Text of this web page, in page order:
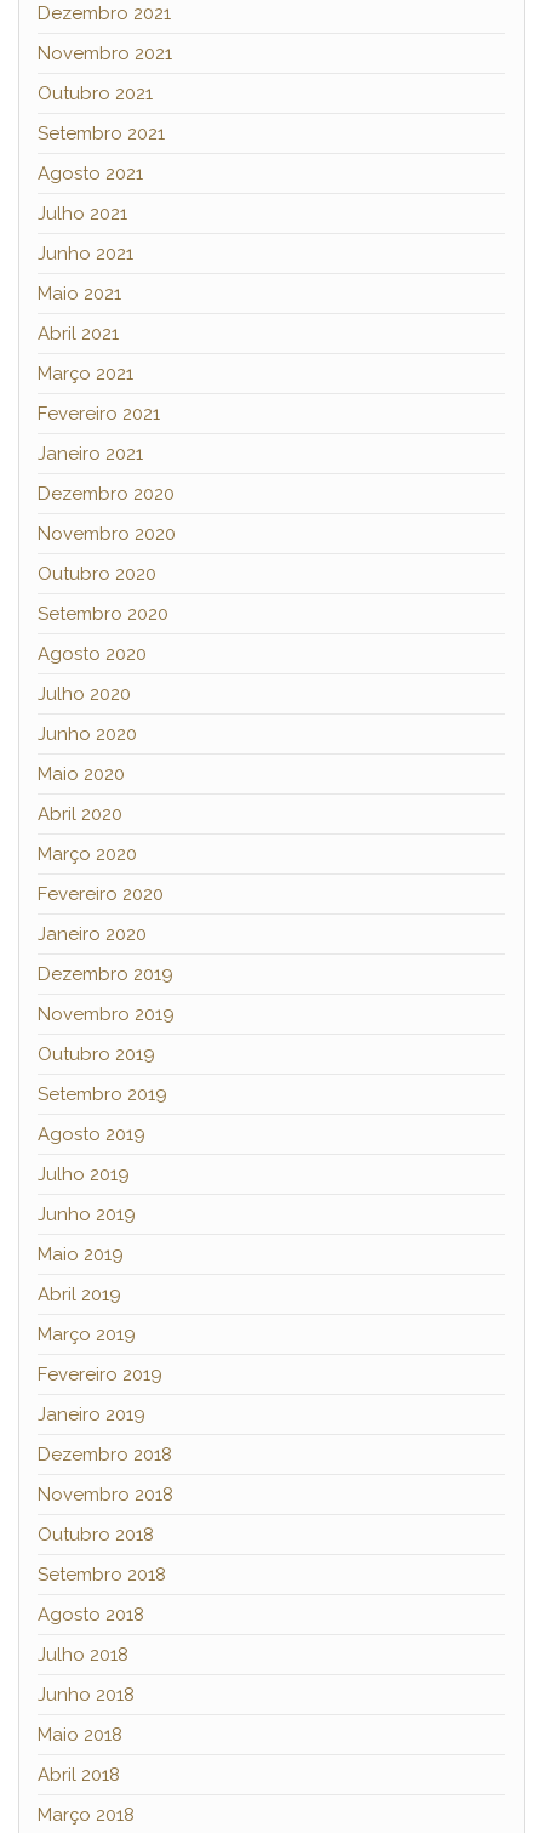
Dezembro 2021
Novembro 2021
Outubro 2021
Setembro 2021
Agosto 2021
Julho 2021
Junho 2021
Maio 2021
Abril 2021
Março 2021
Fevereiro 2021
Janeiro 2021
Dezembro 2020
Novembro 2020
Outubro 2020
Setembro 2020
Agosto 2020
Julho 2020
Junho 2020
Maio 2020
Abril 2020
Março 2020
Fevereiro 2020
Janeiro 2020
Dezembro 2019
Novembro 2019
Outubro 2019
Setembro 2019
Agosto 2019
Julho 2019
Junho 2019
Maio 2019
Abril 2019
Março 2019
Fevereiro 2019
Janeiro 2019
Dezembro 2018
Novembro 2018
Outubro 2018
Setembro 2018
Agosto 2018
Julho 2018
Junho 2018
Maio 2018
Abril 2018
Março 2018